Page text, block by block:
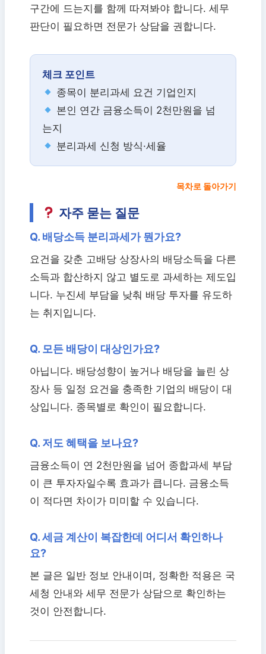
구간에 드는지를 함께 따져봐야 합니다. 세무
판단이 필요하면 전문가 상담을 권합니다.
체크 포인트
종목이 분리과세 요건 기업인지
본인 연간 금융소득이 2천만원을 넘
는지
분리과세 신청 방식·세율
목차로 돌아가기
자주 묻는 질문
Q. 배당소득 분리과세가 뭔가요?
요건을 갖춘 고배당 상장사의 배당소득을 다른
소득과 합산하지 않고 별도로 과세하는 제도입
니다. 누진세 부담을 낮춰 배당 투자를 유도하
는 취지입니다.
Q. 모든 배당이 대상인가요?
아닙니다. 배당성향이 높거나 배당을 늘린 상
장사 등 일정 요건을 충족한 기업의 배당이 대
상입니다. 종목별로 확인이 필요합니다.
Q. 저도 혜택을 보나요?
금융소득이 연 2천만원을 넘어 종합과세 부담
이 큰 투자자일수록 효과가 큽니다. 금융소득
이 적다면 차이가 미미할 수 있습니다.
Q. 세금 계산이 복잡한데 어디서 확인하나
요?
본 글은 일반 정보 안내이며, 정확한 적용은 국
세청 안내와 세무 전문가 상담으로 확인하는
것이 안전합니다.